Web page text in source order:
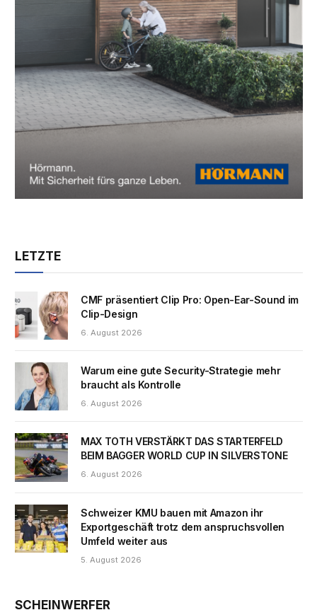
LETZTE
CMF präsentiert Clip Pro: Open-Ear-Sound im
Clip-Design
6. August 2026
Warum eine gute Security-Strategie mehr
braucht als Kontrolle
6. August 2026
MAX TOTH VERSTÄRKT DAS STARTERFELD
BEIM BAGGER WORLD CUP IN SILVERSTONE
6. August 2026
Schweizer KMU bauen mit Amazon ihr
Exportgeschäft trotz dem anspruchsvollen
Umfeld weiter aus
5. August 2026
SCHEINWERFER